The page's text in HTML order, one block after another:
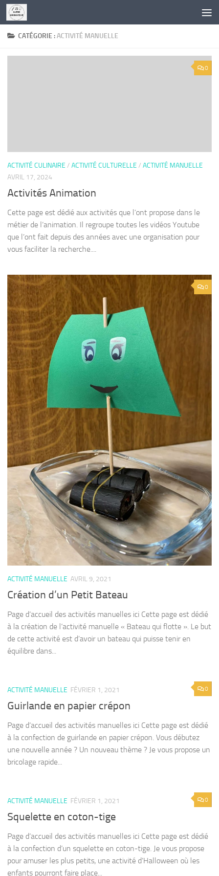
Skip to content
CATÉGORIE :ACTIVITÉ MANUELLE
0
ACTIVITÉ CULINAIRE / ACTIVITÉ CULTURELLE / ACTIVITÉ MANUELLE
AVRIL 17, 2024
Activités Animation
Cette page est dédié aux activités que l’ont propose dans le
métier de l’animation. Il regroupe toutes les vidéos Youtube
que l’ont fait depuis des années avec une organisation pour
vous faciliter la recherche....
0
ACTIVITÉ MANUELLE AVRIL 9, 2021
Création d’un Petit Bateau
Page d’accueil des activités manuelles ici Cette page est dédié
à la création de l’activité manuelle « Bateau qui flotte ». Le but
de cette activité est d’avoir un bateau qui puisse tenir en
équilibre dans...
0
ACTIVITÉ MANUELLE FÉVRIER 1, 2021
Guirlande en papier crépon
Page d’accueil des activités manuelles ici Cette page est dédié
à la confection de guirlande en papier crépon. Vous débutez
une nouvelle année ? Un nouveau thème ? Je vous propose un
bricolage rapide...
0
ACTIVITÉ MANUELLE FÉVRIER 1, 2021
Squelette en coton-tige
Page d’accueil des activités manuelles ici Cette page est dédié
à la confection d’un squelette en coton-tige. Je vous propose
pour amuser les plus petits, une activité d’Halloween où les
enfants pourront faire place...